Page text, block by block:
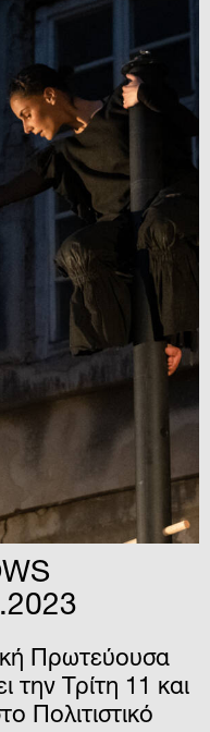
Πρωτεύουσα
την Τρίτη 11 και
Πολιτιστικό